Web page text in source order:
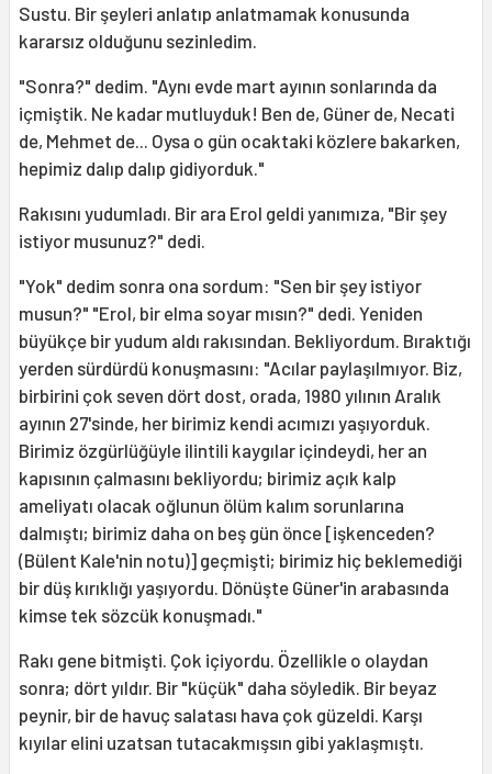
Sustu. Bir şeyleri anlatıp anlatmamak konusunda
kararsız olduğunu sezinledim.
"Sonra?" dedim. "Aynı evde mart ayının sonlarında da
içmiştik. Ne kadar mutluyduk! Ben de, Güner de, Necati
de, Mehmet de... Oysa o gün ocaktaki közlere bakarken,
hepimiz dalıp dalıp gidiyorduk."
Rakısını yudumladı. Bir ara Erol geldi yanımıza, "Bir şey
istiyor musunuz?" dedi.
"Yok" dedim sonra ona sordum: "Sen bir şey istiyor
musun?" "Erol, bir elma soyar mısın?" dedi. Yeniden
büyükçe bir yudum aldı rakısından. Bekliyordum. Bıraktığı
yerden sürdürdü konuşmasını: "Acılar paylaşılmıyor. Biz,
birbirini çok seven dört dost, orada, 1980 yılının Aralık
ayının 27'sinde, her birimiz kendi acımızı yaşıyorduk.
Birimiz özgürlüğüyle ilintili kaygılar içindeydi, her an
kapısının çalmasını bekliyordu; birimiz açık kalp
ameliyatı olacak oğlunun ölüm kalım sorunlarına
dalmıştı; birimiz daha on beş gün önce [işkenceden?
(Bülent Kale'nin notu)] geçmişti; birimiz hiç beklemediği
bir düş kırıklığı yaşıyordu. Dönüşte Güner'in arabasında
kimse tek sözcük konuşmadı."
Rakı gene bitmişti. Çok içiyordu. Özellikle o olaydan
sonra; dört yıldır. Bir "küçük" daha söyledik. Bir beyaz
peynir, bir de havuç salatası hava çok güzeldi. Karşı
kıyılar elini uzatsan tutacakmışsın gibi yaklaşmıştı.